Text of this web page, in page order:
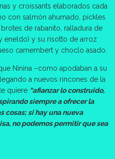
y croissants elaborados cada
con salmón ahumado, pickles
de rabanito, ralladura de
eneldo) y su risotto de arroz
camembert y choclo asado.
Ninina –como apodaban a su
a nuevos rincones de la
quiere “afianzar lo construido,
siempre a ofrecer la
cosas; si hay una nueva
no podemos permitir que sea